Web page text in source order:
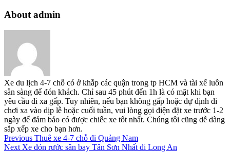
About admin
Xe du lịch 4-7 chỗ có ở khắp các quận trong tp HCM và tài xế luôn
sẵn sàng để đón khách. Chỉ sau 45 phút đến 1h là có mặt khi bạn
yêu cầu đi xa gấp. Tuy nhiên, nếu bạn không gấp hoặc dự định đi
chơi xa vào dịp lễ hoặc cuối tuần, vui lòng gọi điện đặt xe trước 1-2
ngày để đảm bảo có được chiếc xe tốt nhất. Chúng tôi cũng dễ dàng
sắp xếp xe cho bạn hơn.
Previous Thuê xe 4-7 chỗ đi Quảng Nam
Next Xe đón rước sân bay Tân Sơn Nhất đi Long An